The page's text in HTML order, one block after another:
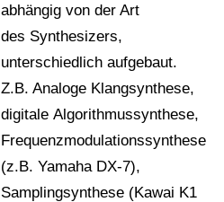
abhängig von der Art
des Synthesizers,
unterschiedlich aufgebaut.
Z.B. Analoge Klangsynthese,
digitale Algorithmussynthese,
Frequenzmodulationssynthese
(z.B. Yamaha DX-7),
Samplingsynthese (Kawai K1